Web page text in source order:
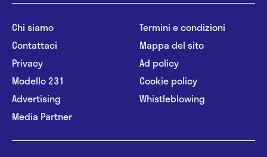
Chi siamo
Contattaci
Privacy
Modello 231
Advertising
Media Partner
Termini e condizioni
Mappa del sito
Ad policy
Cookie policy
Whistleblowing